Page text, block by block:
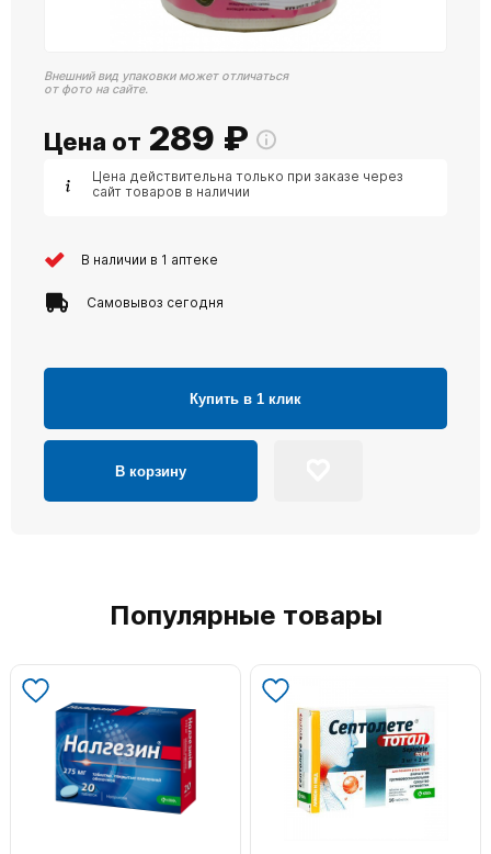
Внешний вид упаковки может отличаться
от фото на сайте.
Цена от 289 ₽
Цена действительна только при заказе через
сайт товаров в наличии
В наличии в 1 аптеке
Самовывоз сегодня
Купить в 1 клик
В корзину
Популярные товары